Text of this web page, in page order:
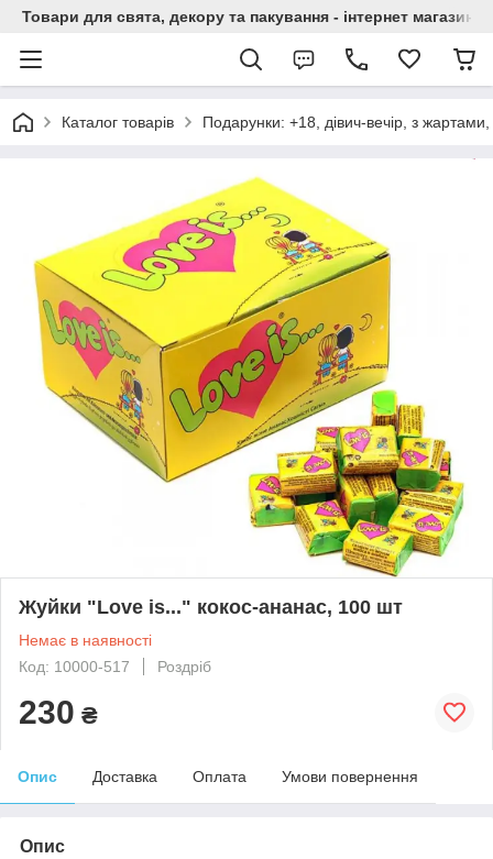
Товари для свята, декору та пакування - інтернет магазин
Каталог товарів Подарунки: +18, дівич-вечір, з жартами,
Жуйки "Love is..." кокос-ананас, 100 шт
Немає в наявності
Код: 10000-517
Роздріб
230 ₴
Опис Доставка Оплата Умови повернення
Опис